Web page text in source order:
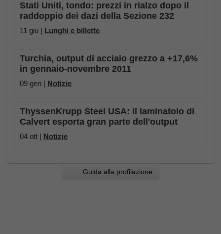
Stati Uniti, tondo: prezzi in rialzo dopo il
raddoppio dei dazi della Sezione 232
11 giu | Lunghi e billette
Turchia, output di acciaio grezzo a +17,6%
in gennaio-novembre 2011
09 gen | Notizie
ThyssenKrupp Steel USA: il laminatoio di
Calvert esporta gran parte dell'output
04 ott | Notizie
Guida alla profilazione